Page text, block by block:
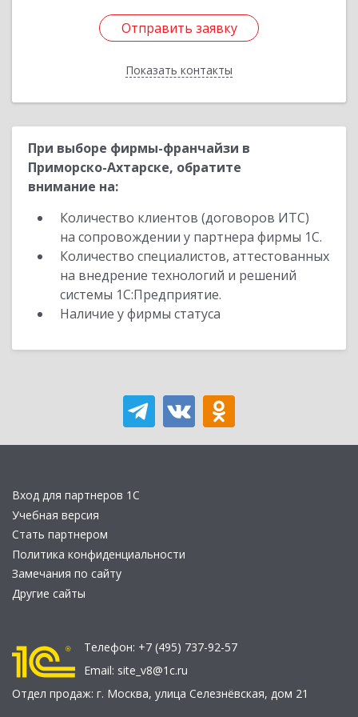
Отправить заявку
Показать контакты
Отправить заявку
Назад
При выборе фирмы-франчайзи в
Приморско-Ахтарске, обратите
внимание на:
Количество клиентов (договоров ИТС)
на сопровождении у партнера фирмы 1С.
Количество специалистов, аттестованных
на внедрение технологий и решений
системы 1С:Предприятие.
Наличие у фирмы статуса
Вход для партнеров 1С
Учебная версия
Стать партнером
Политика конфиденциальности
Замечания по сайту
Другие сайты
Телефон: +7 (495) 737-92-57
Email: site_v8@1c.ru
Отдел продаж: г. Москва, улица Селезнёвская, дом 21